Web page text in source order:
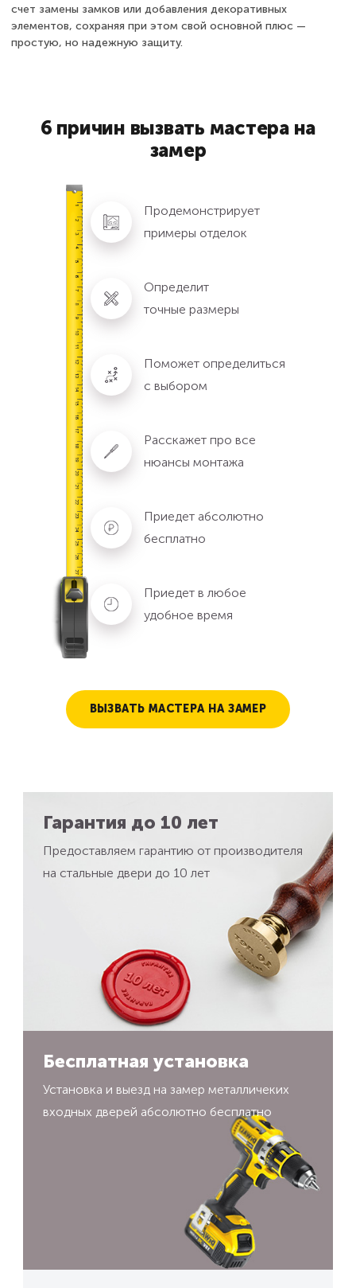
счет замены замков или добавления декоративных
элементов, сохраняя при этом свой основной плюс —
простую, но надежную защиту.
6 причин вызвать мастера на
замер
Продемонстрирует
примеры отделок
Определит
точные размеры
Поможет определиться
с выбором
Расскажет про все
нюансы монтажа
Приедет абсолютно
бесплатно
Приедет в любое
удобное время
ВЫЗВАТЬ МАСТЕРА НА ЗАМЕР
Гарантия до 10 лет
Предоставляем гарантию от производителя
на стальные двери до 10 лет
Бесплатная установка
Установка и выезд на замер металличеких
входных дверей абсолютно бесплатно